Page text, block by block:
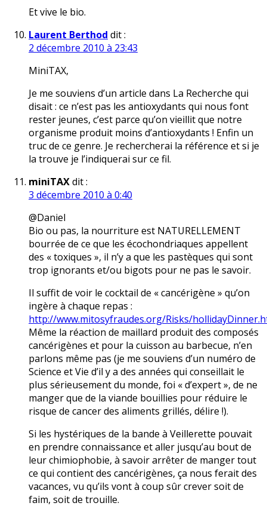
Et vive le bio.
Laurent Berthod dit :
2 décembre 2010 à 23:43
MiniTAX,
Je me souviens d’un article dans La Recherche qui
disait : ce n’est pas les antioxydants qui nous font
rester jeunes, c’est parce qu’on vieillit que notre
organisme produit moins d’antioxydants ! Enfin un
truc de ce genre. Je rechercherai la référence et si je
la trouve je l’indiquerai sur ce fil.
miniTAXdit :
3 décembre 2010 à 0:40
@Daniel
Bio ou pas, la nourriture est NATURELLEMENT
bourrée de ce que les écochondriaques appellent
des « toxiques », il n’y a que les pastèques qui sont
trop ignorants et/ou bigots pour ne pas le savoir.
Il suffit de voir le cocktail de « cancérigène » qu’on
ingère à chaque repas :
http://www.mitosyfraudes.org/Risks/
Même la réaction de maillard produit des composés
cancérigènes et pour la cuisson au barbecue, n’en
parlons même pas (je me souviens d’un numéro de
Science et Vie d’il y a des années qui conseillait le
plus sérieusement du monde, foi « d’expert », de ne
manger que de la viande bouillies pour réduire le
risque de cancer des aliments grillés, délire !).
Si les hystériques de la bande à Veillerette pouvait
en prendre connaissance et aller jusqu’au bout de
leur chimiophobie, à savoir arrêter de manger tout
ce qui contient des cancérigènes, ça nous ferait des
vacances, vu qu’ils vont à coup sûr crever soit de
faim, soit de trouille.